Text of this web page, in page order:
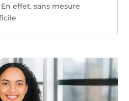
effet, sans mesure